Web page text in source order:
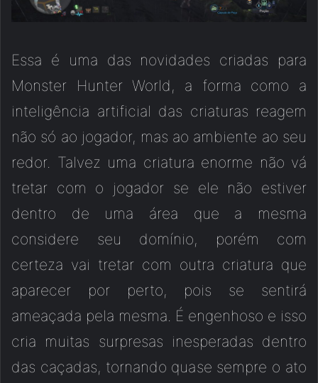
Essa é uma das novidades criadas para
Monster Hunter World, a forma como a
inteligência artificial das criaturas reagem
não só ao jogador, mas ao ambiente ao seu
redor. Talvez uma criatura enorme não vá
tretar com o jogador se ele não estiver
dentro de uma área que a mesma
considere seu domínio, porém com
certeza vai tretar com outra criatura que
aparecer por perto, pois se sentirá
ameaçada pela mesma. É engenhoso e isso
cria muitas surpresas inesperadas dentro
das caçadas, tornando quase sempre o ato